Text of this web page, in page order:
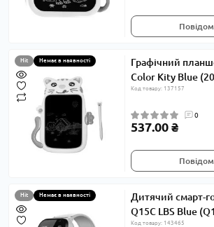
Hit Немає в наявності
Графічний
Color Kity Blue
Код товару: 137157
0
537.00 ₴
Hit Немає в наявності
Дитячий смарт-
Q15C LBS Blue
Код товару: 143465